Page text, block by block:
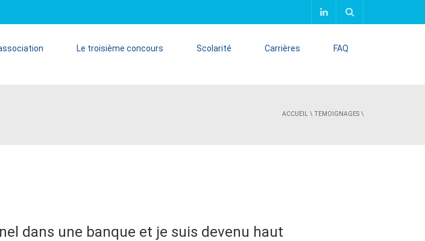
Le troisième concours Scolarité Carrières FAQ
ACCUEIL \ TEMOIGNAGES \
dans une banque et je suis devenu haut